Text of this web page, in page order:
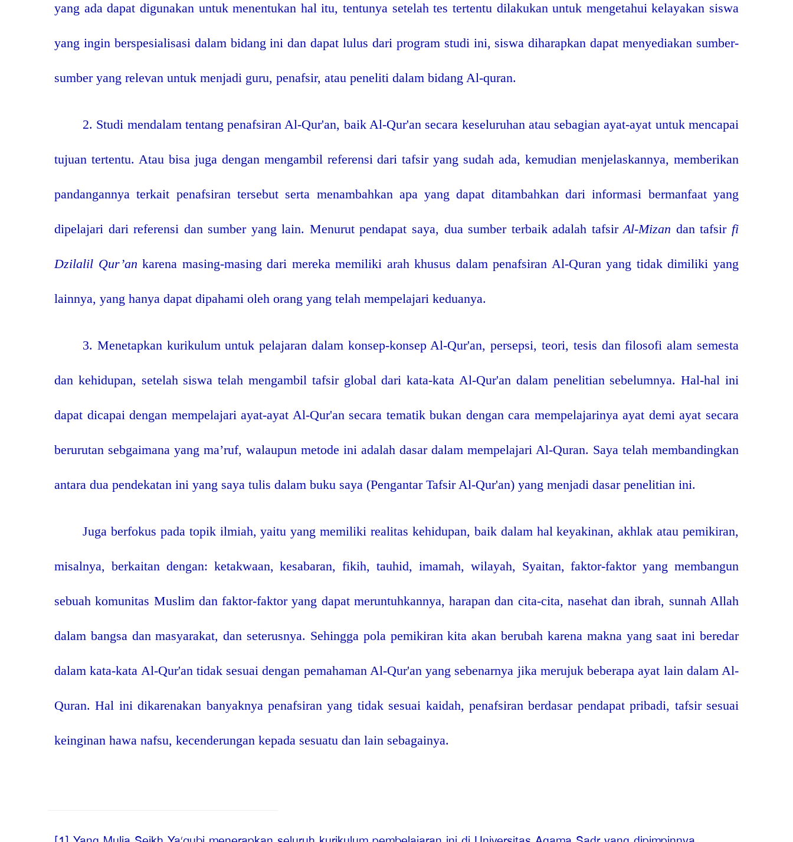
yang ada dapat digunakan untuk menentukan hal itu, tentunya setelah tes tertentu dilakukan untuk mengetahui kelayakan siswa
yang ingin berspesialisasi dalam bidang ini dan dapat lulus dari program studi ini, siswa diharapkan dapat menyediakan sumber-
sumber yang relevan untuk menjadi guru, penafsir, atau peneliti dalam bidang Al-quran.
2. Studi mendalam tentang penafsiran Al-Qur'an, baik Al-Qur'an secara keseluruhan atau sebagian ayat-ayat untuk mencapai
tujuan tertentu. Atau bisa juga dengan mengambil referensi dari tafsir yang sudah ada, kemudian menjelaskannya, memberikan
pandangannya terkait penafsiran tersebut serta menambahkan apa yang dapat ditambahkan dari informasi bermanfaat yang
dipelajari dari referensi dan sumber yang lain. Menurut pendapat saya, dua sumber terbaik adalah tafsirAl-Mizan dan tafsir fi
Dzilalil Qur’ankarena masing-masing dari mereka memiliki arah khusus dalam penafsiran Al-Quran yang tidak dimiliki yang
lainnya, yang hanya dapat dipahami oleh orang yang telah mempelajari keduanya.
3. Menetapkan kurikulum untuk pelajaran dalam konsep-konsep Al-Qur'an, persepsi, teori, tesis dan filosofi alam semesta
dan kehidupan, setelah siswa telah mengambil tafsir global dari kata-kata Al-Qur'an dalam penelitian sebelumnya. Hal-hal ini
dapat dicapai dengan mempelajari ayat-ayat Al-Qur'an secara tematik bukan dengan cara mempelajarinya ayat demi ayat secara
berurutan sebgaimana yang ma’ruf, walaupun metode ini adalah dasar dalam mempelajari Al-Quran. Saya telah membandingkan
antara dua pendekatan ini yang saya tulis dalam buku saya (Pengantar Tafsir Al-Qur'an) yang menjadi dasar penelitian ini.
Juga berfokus pada topik ilmiah, yaitu yang memiliki realitas kehidupan, baik dalam hal keyakinan, akhlak atau pemikiran,
misalnya, berkaitan dengan: ketakwaan, kesabaran, fikih, tauhid, imamah, wilayah, Syaitan, faktor-faktor yang membangun
sebuah komunitas Muslim dan faktor-faktor yang dapat meruntuhkannya, harapan dan cita-cita, nasehat dan ibrah, sunnah Allah
dalam bangsa dan masyarakat, dan seterusnya. Sehingga pola pemikiran kita akan berubah karena makna yang saat ini beredar
dalam kata-kata Al-Qur'an tidak sesuai dengan pemahaman Al-Qur'an yang sebenarnya jika merujuk beberapa ayat lain dalam Al-
Quran. Hal ini dikarenakan banyaknya penafsiran yang tidak sesuai kaidah, penafsiran berdasar pendapat pribadi, tafsir sesuai
keinginan hawa nafsu, kecenderungan kepada sesuatu dan lain sebagainya.